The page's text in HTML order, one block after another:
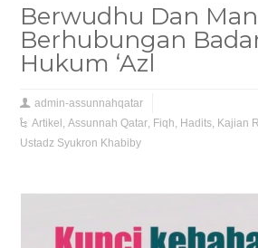
Berwudhu Dan
Berhubungan
Hukum ‘Azl
admin-assunnahqatar
Artikel ,Assunnah Qatar Fiqh Hadits Kajian
Ustadz Syukron Khabiby